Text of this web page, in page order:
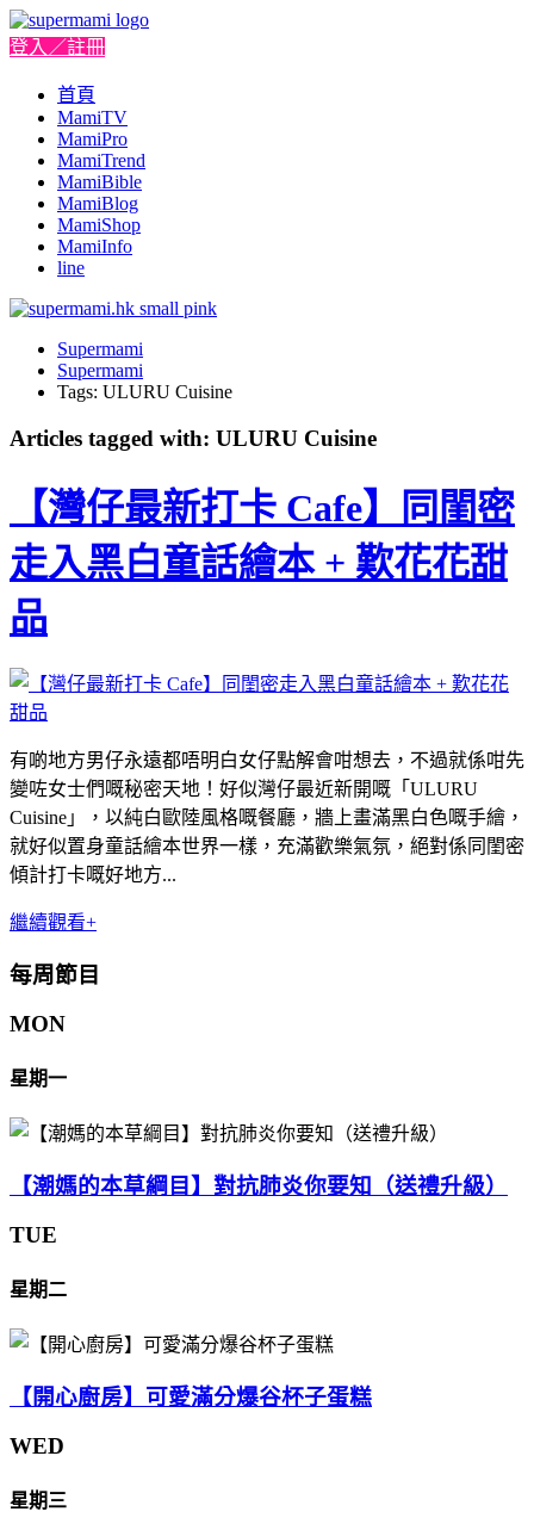
登入／註冊
首頁
MamiTV
MamiPro
MamiTrend
MamiBible
MamiBlog
MamiShop
MamiInfo
line
Supermami
Supermami
Tags: ULURU Cuisine
Articles tagged with: ULURU Cuisine
【灣仔最新打卡 Cafe】同閨密
走入黑白童話繪本 + 歎花花甜
品
有啲地方男仔永遠都唔明白女仔點解會咁想去，不過就係咁先
變咗女士們嘅秘密天地！好似灣仔最近新開嘅「ULURU
Cuisine」，以純白歐陸風格嘅餐廳，牆上畫滿黑白色嘅手繪，
就好似置身童話繪本世界一樣，充滿歡樂氣氛，絕對係同閨密
傾計打卡嘅好地方...
繼續觀看+
每周節目
MON
星期一
【潮媽的本草綱目】對抗肺炎你要知（送禮升級）
TUE
星期二
【開心廚房】可愛滿分爆谷杯子蛋糕
WED
星期三